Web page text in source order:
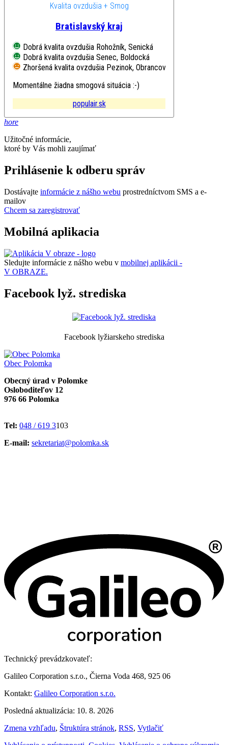
Kvalita ovzdušia + Smog
Bratislavský kraj
Dobrá kvalita ovzdušia Rohožník, Senická
Dobrá kvalita ovzdušia Senec, Boldocká
Zhoršená kvalita ovzdušia Pezinok, Obrancov mieru
Momentálne žiadna smogová situácia :-)
populair.sk
hore
Užitočné informácie,
ktoré by Vás mohli zaujímať
Prihlásenie k odberu správ
Dostávajte informácie z nášho webu prostredníctvom SMS a e-
mailov
Chcem sa zaregistrovať
Mobilná aplikacia
Sledujte informácie z nášho webu v mobilnej aplikácii -
V OBRAZE.
Facebook lyž. strediska
Facebook lyžiarskeho strediska
Obec Polomka
Obecný úrad v Polomke
Osloboditeľov 12
976 66 Polomka
Tel: 048 / 619 3103
E-mail: sekretariat@polomka.sk
Technický prevádzkovateľ:
Galileo Corporation s.r.o., Čierna Voda 468, 925 06
Kontakt: Galileo Corporation s.r.o.
Posledná aktualizácia: 10. 8. 2026
Zmena vzhľadu, Štruktúra stránok, RSS, Vytlačiť